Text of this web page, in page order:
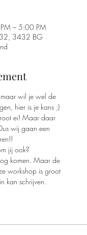
– 5:00 PM
32, 3432 BG
maar wil je wel de
hier is je kans ;)
ei! Maar daar
wij gaan een
jij ook?
komen. Maar de
workshop is groot
kan schrijven.